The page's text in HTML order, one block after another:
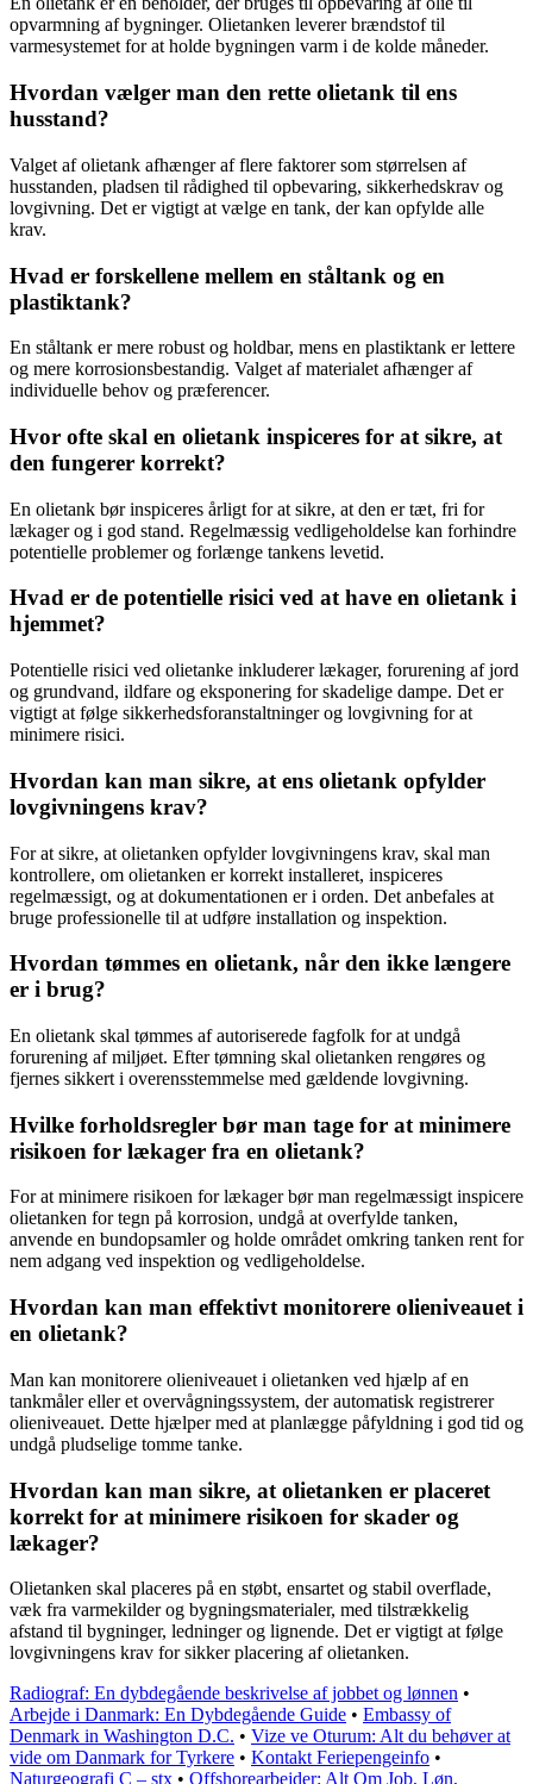
opvarmning af bygninger. Olietanken leverer brændstof til
varmesystemet for at holde bygningen varm i de kolde måneder.
Hvordan vælger man den rette olietank til ens
husstand?
Valget af olietank afhænger af flere faktorer som størrelsen af
husstanden, pladsen til rådighed til opbevaring, sikkerhedskrav og
lovgivning. Det er vigtigt at vælge en tank, der kan opfylde alle
krav.
Hvad er forskellene mellem en ståltank og en
plastiktank?
En ståltank er mere robust og holdbar, mens en plastiktank er lettere
og mere korrosionsbestandig. Valget af materialet afhænger af
individuelle behov og præferencer.
Hvor ofte skal en olietank inspiceres for at sikre, at
den fungerer korrekt?
En olietank bør inspiceres årligt for at sikre, at den er tæt, fri for
lækager og i god stand. Regelmæssig vedligeholdelse kan forhindre
potentielle problemer og forlænge tankens levetid.
Hvad er de potentielle risici ved at have en olietank i
hjemmet?
Potentielle risici ved olietanke inkluderer lækager, forurening af jord
og grundvand, ildfare og eksponering for skadelige dampe. Det er
vigtigt at følge sikkerhedsforanstaltninger og lovgivning for at
minimere risici.
Hvordan kan man sikre, at ens olietank opfylder
lovgivningens krav?
For at sikre, at olietanken opfylder lovgivningens krav, skal man
kontrollere, om olietanken er korrekt installeret, inspiceres
regelmæssigt, og at dokumentationen er i orden. Det anbefales at
bruge professionelle til at udføre installation og inspektion.
Hvordan tømmes en olietank, når den ikke længere
er i brug?
En olietank skal tømmes af autoriserede fagfolk for at undgå
forurening af miljøet. Efter tømning skal olietanken rengøres og
fjernes sikkert i overensstemmelse med gældende lovgivning.
Hvilke forholdsregler bør man tage for at minimere
risikoen for lækager fra en olietank?
For at minimere risikoen for lækager bør man regelmæssigt inspicere
olietanken for tegn på korrosion, undgå at overfylde tanken,
anvende en bundopsamler og holde området omkring tanken rent for
nem adgang ved inspektion og vedligeholdelse.
Hvordan kan man effektivt monitorere olieniveauet i
en olietank?
Man kan monitorere olieniveauet i olietanken ved hjælp af en
tankmåler eller et overvågningssystem, der automatisk registrerer
olieniveauet. Dette hjælper med at planlægge påfyldning i god tid og
undgå pludselige tomme tanke.
Hvordan kan man sikre, at olietanken er placeret
korrekt for at minimere risikoen for skader og
lækager?
Olietanken skal placeres på en støbt, ensartet og stabil overflade,
væk fra varmekilder og bygningsmaterialer, med tilstrækkelig
afstand til bygninger, ledninger og lignende. Det er vigtigt at følge
lovgivningens krav for sikker placering af olietanken.
Radiograf: En dybdegående beskrivelse af jobbet og lønnen •
Arbejde i Danmark: En Dybdegående Guide • Embassy of
Denmark in Washington D.C. • Vize ve Oturum: Alt du behøver at
vide om Danmark for Tyrkere • Kontakt Feriepengeinfo •
Naturgeografi C – stx • Offshorearbejder: Alt Om Job, Løn,